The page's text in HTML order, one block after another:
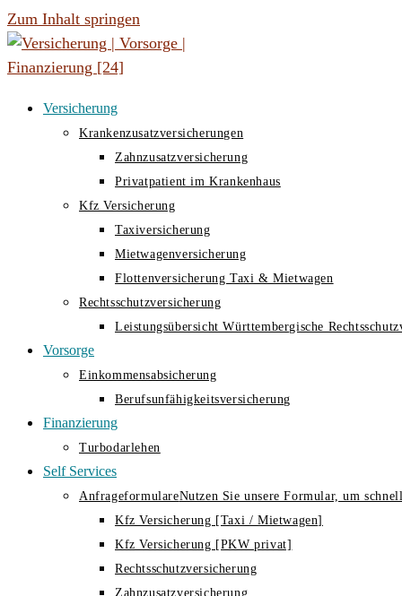
Zum Inhalt springen
Versicherung
Krankenzusatzversicherungen
Zahnzusatzversicherung
Privatpatient im Krankenhaus
Kfz Versicherung
Taxiversicherung
Mietwagenversicherung
Flottenversicherung Taxi & Mietwagen
Rechtsschutzversicherung
Leistungsübersicht Württembergische
Vorsorge
Einkommensabsicherung
Berufsunfähigkeitsversicherung
Finanzierung
Turbodarlehen
Self Services
AnfrageformulareNutzen Sie unsere Formular, um
Kfz Versicherung [Taxi / Mietwagen]
Kfz Versicherung [PKW privat]
Rechtsschutzversicherung
Zahnzusatzversicherung